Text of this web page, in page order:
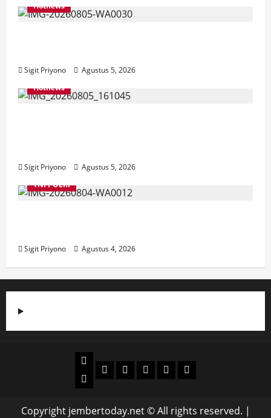
Hotnews
Sigit Priyono
Agustus 5, 2026
Hotnews
Sigit Priyono
Agustus 5, 2026
TNI POLRI
Sigit Priyono Agustus 4, 2026
Beranda
News
PolitikOtomotifEkonomiSosialtentang
today
Copyright jembertoday.net © All rights reserved. |